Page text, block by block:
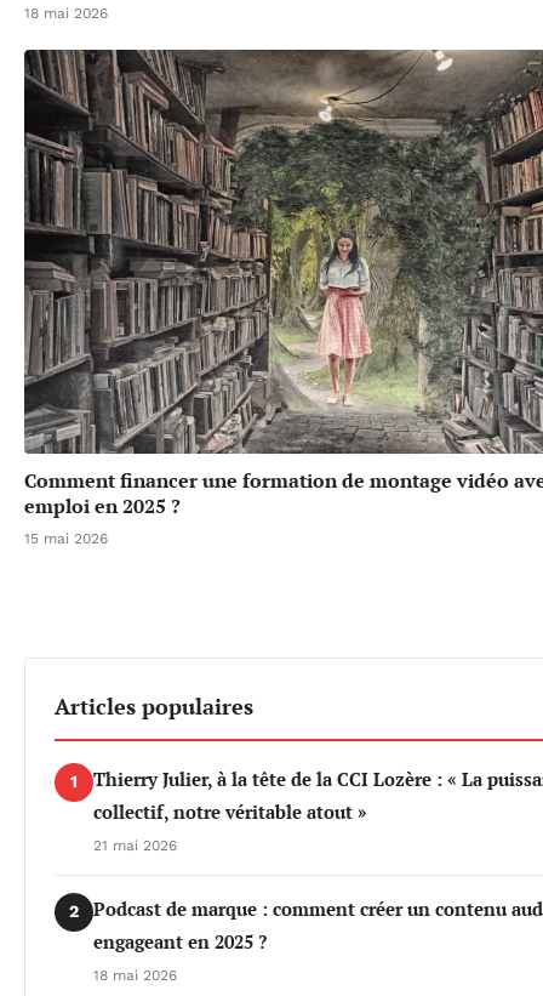
18 mai 2026
Comment financer une formation de montage vidéo
emploi en 2025 ?
15 mai 2026
Articles populaires
1
Thierry Julier, à la tête de la CCI Lozère : « La
collectif, notre véritable atout »
21 mai 2026
2
Podcast de marque : comment créer un contenu
engageant en 2025 ?
18 mai 2026